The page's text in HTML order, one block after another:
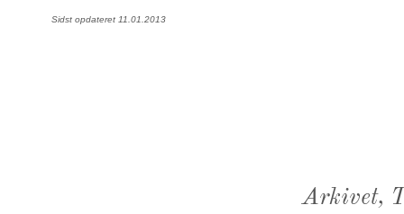
Sidst opdateret 11.01.2013
Arkivet,